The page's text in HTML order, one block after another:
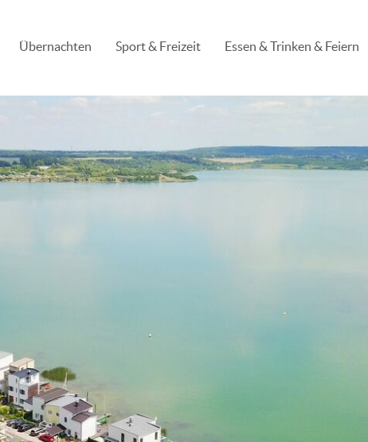
Übernachten Sport & Freizeit Essen & Trinken & Feiern